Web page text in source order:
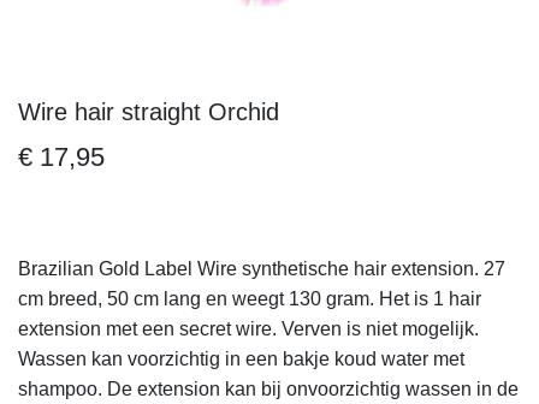
Ga
het
gallerij
Wire hair straight Orchid
€ 17,95
Brazilian Gold Label Wire synthetische hair extension. 27
cm breed, 50 cm lang en weegt 130 gram. Het is 1 hair
extension met een secret wire. Verven is niet mogelijk.
Wassen kan voorzichtig in een bakje koud water met
shampoo. De extension kan bij onvoorzichtig wassen in de